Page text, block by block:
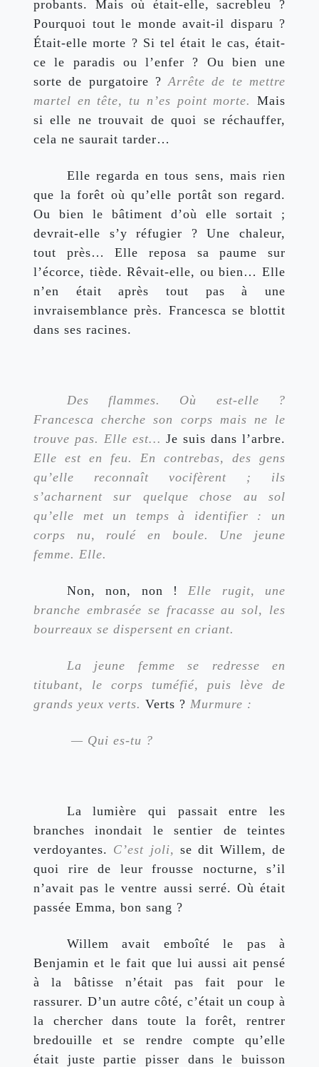
probants. Mais où était-elle, sacrebleu ?
Pourquoi tout le monde avait-il disparu ?
Était-elle morte ? Si tel était le cas, était-
ce le paradis ou l’enfer ? Ou bien une
sorte de purgatoire ? Arrête de te mettre
martel en tête, tu n’es point morte. Mais
si elle ne trouvait de quoi se réchauffer,
cela ne saurait tarder…
Elle regarda en tous sens, mais rien
que la forêt où qu’elle portât son regard.
Ou bien le bâtiment d’où elle sortait ;
devrait-elle s’y réfugier ? Une chaleur,
tout près… Elle reposa sa paume sur
l’écorce, tiède. Rêvait-elle, ou bien… Elle
n’en était après tout pas à une
invraisemblance près. Francesca se blottit
dans ses racines.
Des flammes. Où est-elle ?
Francesca cherche son corps mais ne le
trouve pas. Elle est… Je suis dans l’arbre.
Elle est en feu. En contrebas, des gens
qu’elle reconnaît vocifèrent ; ils
s’acharnent sur quelque chose au sol
qu’elle met un temps à identifier : un
corps nu, roulé en boule. Une jeune
femme. Elle.
Non, non, non ! Elle rugit, une
branche embrasée se fracasse au sol, les
bourreaux se dispersent en criant.
La jeune femme se redresse en
titubant, le corps tuméfié, puis lève de
grands yeux verts. Verts ? Murmure :
— Qui es-tu ?
La lumière qui passait entre les
branches inondait le sentier de teintes
verdoyantes. C’est joli, se dit Willem, de
quoi rire de leur frousse nocturne, s’il
n’avait pas le ventre aussi serré. Où était
passée Emma, bon sang ?
Willem avait emboîté le pas à
Benjamin et le fait que lui aussi ait pensé
à la bâtisse n’était pas fait pour le
rassurer. D’un autre côté, c’était un coup à
la chercher dans toute la forêt, rentrer
bredouille et se rendre compte qu’elle
était juste partie pisser dans le buisson